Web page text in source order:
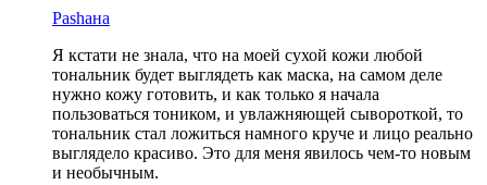
Pashaна
Я кстати не знала, что на моей сухой кожи любой
тональник будет выглядеть как маска, на самом деле
нужно кожу готовить, и как только я начала
пользоваться тоником, и увлажняющей сывороткой, то
тональник стал ложиться намного круче и лицо реально
выглядело красиво. Это для меня явилось чем-то новым
и необычным.